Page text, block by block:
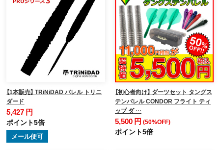
【1本販売】 TRiNiDAD バレル トリニ
ダード
5,427 円
ポイント5倍
メール便可
【初心者向け】 ダーツセット タングス
テンバレル CONDOR フライト ティ
ップ ダ …
5,500 円 (50%OFF)
ポイント5倍